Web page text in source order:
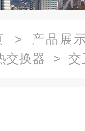
> 产品展
交换器 > 交